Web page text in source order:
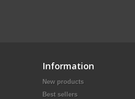
Information
New products
Best sellers